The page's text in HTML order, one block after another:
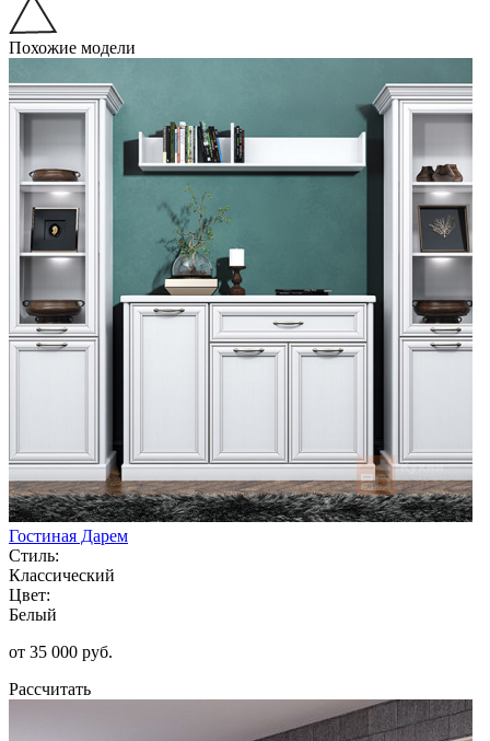
Похожие модели
Гостиная Дарем
Стиль:
Классический
Цвет:
Белый
от 35 000 руб.
Рассчитать